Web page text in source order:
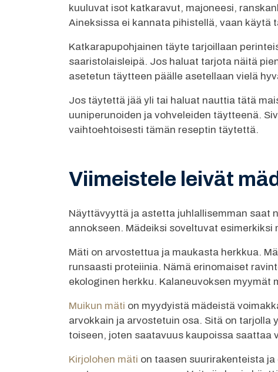
kuuluvat isot katkaravut, majoneesi,
Aineksissa ei kannata pihistellä, vaan käytä
Katkarapupohjainen täyte tarjoillaan
saaristolaisleipä. Jos haluat tarjota näitä
asetetun täytteen päälle asetellaan vielä
Jos täytettä jää yli tai haluat nauttia tätä
uuniperunoiden ja vohveleiden täytteenä.
vaihtoehtoisesti tämän reseptin täytettä.
Viimeistele leivät
Näyttävyyttä ja astetta juhlallisemman saat
annokseen. Mädeiksi soveltuvat
Mäti on arvostettua ja maukasta herkkua.
runsaasti proteiinia. Nämä erinomaiset
ekologinen herkku. Kalaneuvoksen
Muikun mäti on myydyistä mädeistä
arvokkain ja arvostetuin osa. Sitä on
toiseen, joten saatavuus kaupoissa saattaa
Kirjolohen mäti on taasen suurirakenteista